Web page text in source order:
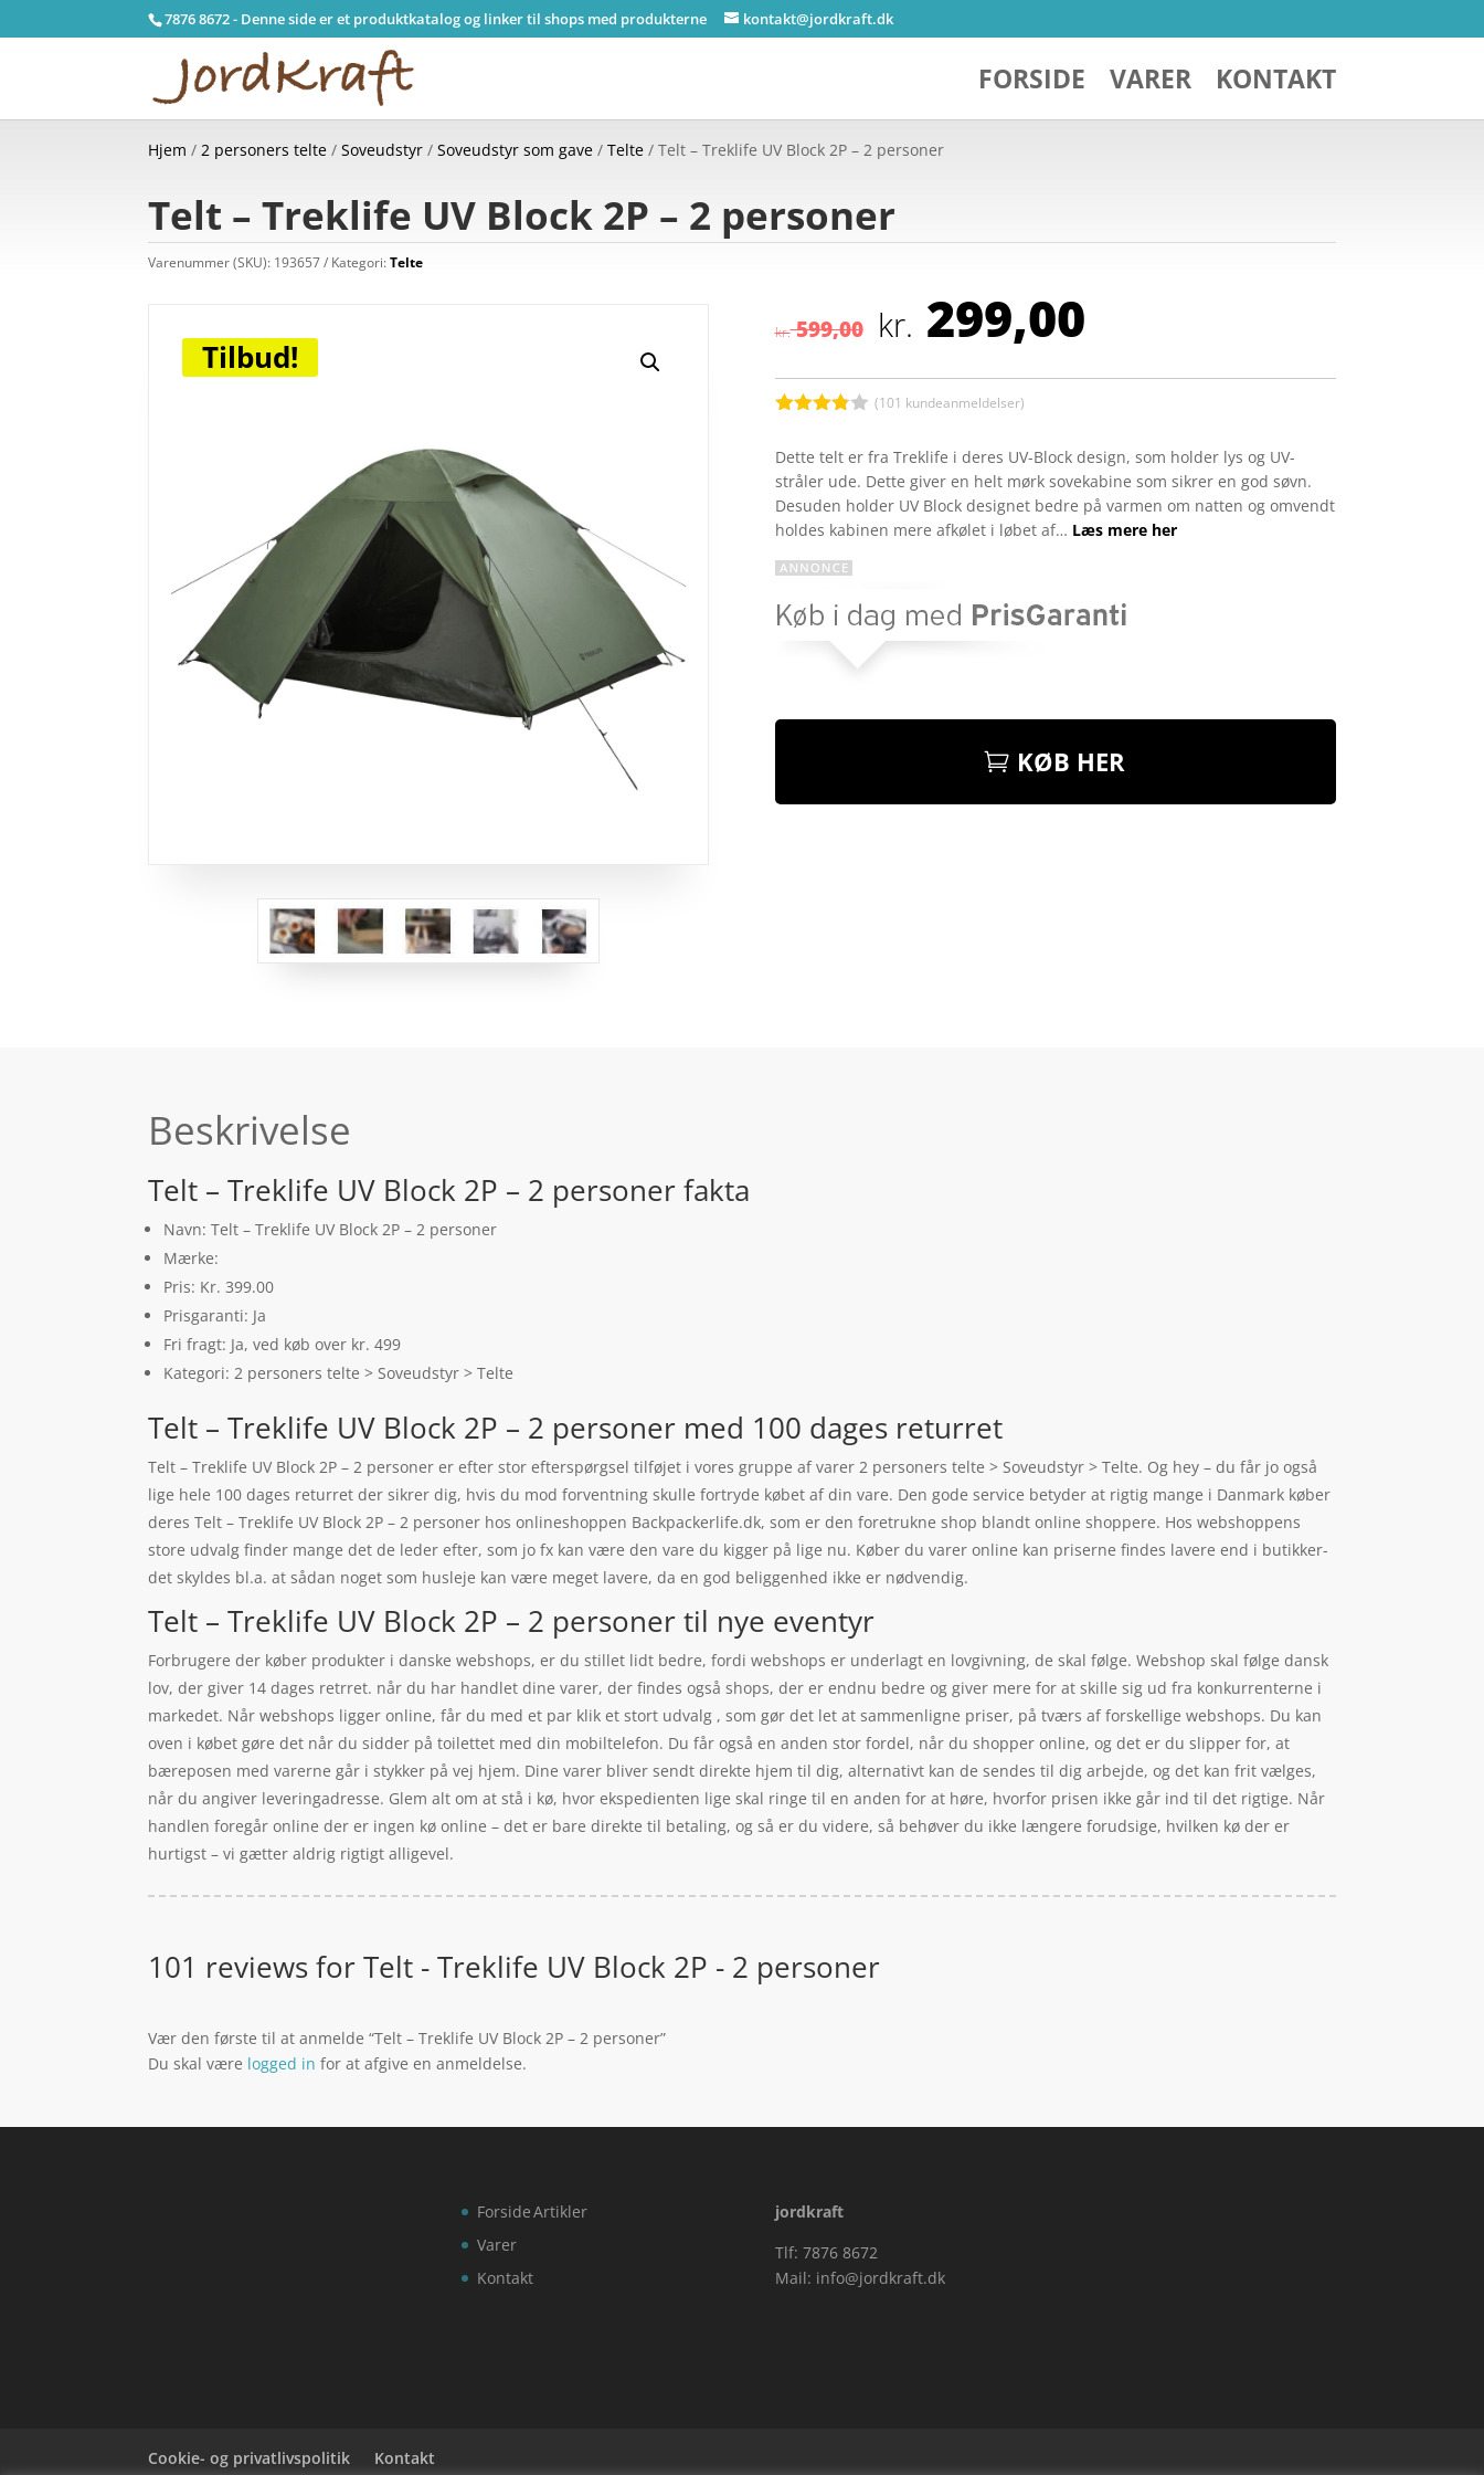
7876 8672 - Denne side er et produktkatalog og linker til shops med produkterne kontakt@jordkraft.dk
FORSIDE VARER KONTAKT
Hjem /2 personers telte /Soveudstyr /Soveudstyr som gave /Telte / Telt – Treklife UV Block 2P – 2 personer
Telt – Treklife UV Block 2P – 2 personer
Varenummer (SKU): 193657 Kategori:Telte
Tilbud!
kr.599,00 Den
oprindelige
pris
var:
kr. 599,00.
kr. 299,00Den
aktuelle
pris
er:
ud af 5
baseret
på
kundebed
ømmels
(101 kundeanmeldelser)
Dette telt er fra Treklife i deres UV-Block design, som holder lys og UV-
stråler ude. Dette giver en helt mørk sovekabine som sikrer en god søvn.
Desuden holder UV Block designet bedre på varmen om natten og omvendt
holdes kabinen mere afkølet i løbet af… Læs mere her
KØB HER
Beskrivelse
Telt – Treklife UV Block 2P – 2 personer fakta
Navn: Telt – Treklife UV Block 2P – 2 personer
Mærke:
Pris: Kr. 399.00
Prisgaranti: Ja
Fri fragt: Ja, ved køb over kr. 499
Kategori: 2 personers telte > Soveudstyr > Telte
Telt – Treklife UV Block 2P – 2 personer med 100 dages returret
Telt – Treklife UV Block 2P – 2 personer er efter stor efterspørgsel tilføjet i vores gruppe af varer 2 personers telte > Soveudstyr > Telte. Og hey – du får jo også
lige hele 100 dages returret der sikrer dig, hvis du mod forventning skulle fortryde købet af din vare. Den gode service betyder at rigtig mange i Danmark køber
deres Telt – Treklife UV Block 2P – 2 personer hos onlineshoppen Backpackerlife.dk, som er den foretrukne shop blandt online shoppere. Hos webshoppens
store udvalg finder mange det de leder efter, som jo fx kan være den vare du kigger på lige nu. Køber du varer online kan priserne findes lavere end i butikker-
det skyldes bl.a. at sådan noget som husleje kan være meget lavere, da en god beliggenhed ikke er nødvendig.
Telt – Treklife UV Block 2P – 2 personer til nye eventyr
Forbrugere der køber produkter i danske webshops, er du stillet lidt bedre, fordi webshops er underlagt en lovgivning, de skal følge. Webshop skal følge dansk
lov, der giver 14 dages retrret. når du har handlet dine varer, der findes også shops, der er endnu bedre og giver mere for at skille sig ud fra konkurrenterne i
markedet. Når webshops ligger online, får du med et par klik et stort udvalg , som gør det let at sammenligne priser, på tværs af forskellige webshops. Du kan
oven i købet gøre det når du sidder på toilettet med din mobiltelefon. Du får også en anden stor fordel, når du shopper online, og det er du slipper for, at
bæreposen med varerne går i stykker på vej hjem. Dine varer bliver sendt direkte hjem til dig, alternativt kan de sendes til dig arbejde, og det kan frit vælges,
når du angiver leveringadresse. Glem alt om at stå i kø, hvor ekspedienten lige skal ringe til en anden for at høre, hvorfor prisen ikke går ind til det rigtige. Når
handlen foregår online der er ingen kø online – det er bare direkte til betaling, og så er du videre, så behøver du ikke længere forudsige, hvilken kø der er
hurtigst – vi gætter aldrig rigtigt alligevel.
101 reviews forTelt - Treklife UV Block 2P - 2 personer
Vær den første til at anmelde “Telt – Treklife UV Block 2P – 2 personer”
Du skal være logged in for at afgive en anmeldelse.
Forside
Varer
Kontakt
Artikler
jordkraft
Tlf: 7876 8672
Mail: info@jordkraft.dk
Cookie- og privatlivspolitik Kontakt